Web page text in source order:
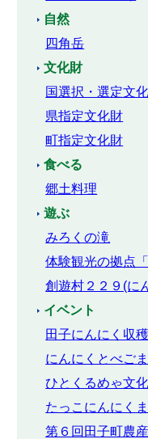
自然
四角岳
文化財
国選択・選定文
県指定文化財
町指定文化財
食べる
郷土料理
遊ぶ
みろくの滝
体験観光の拠点
創遊村２２９(に
イベント
田子にんにく収
にんにくとべご
ひとくるめゃ文
たっこにんにく
第６回田子町農